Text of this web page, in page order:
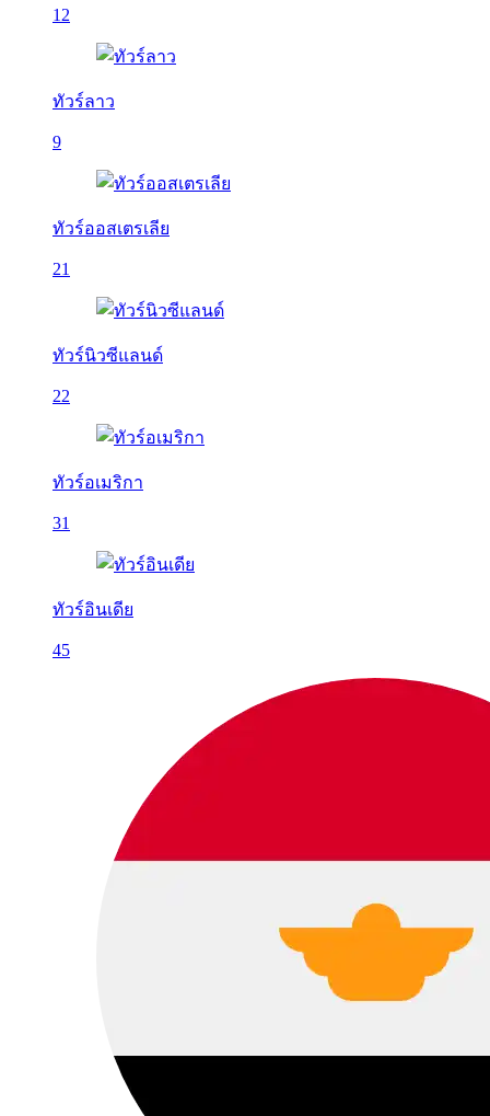
12
ทัวร์ลาว
9
ทัวร์ออสเตรเลีย
21
ทัวร์นิวซีแลนด์
22
ทัวร์อเมริกา
31
ทัวร์อินเดีย
45